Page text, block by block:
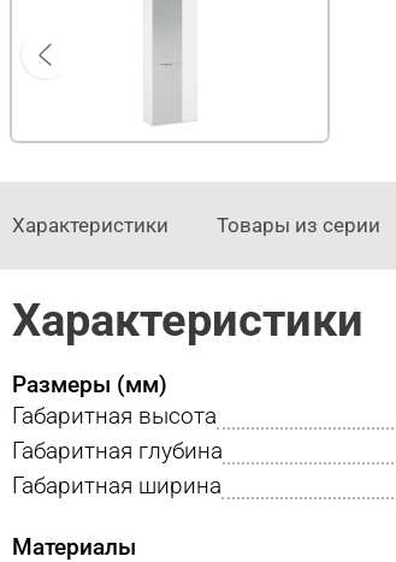
Характеристики Товары из серии
Характеристики
Размеры (мм)
Габаритная высота
Габаритная глубина
Габаритная ширина
Материалы